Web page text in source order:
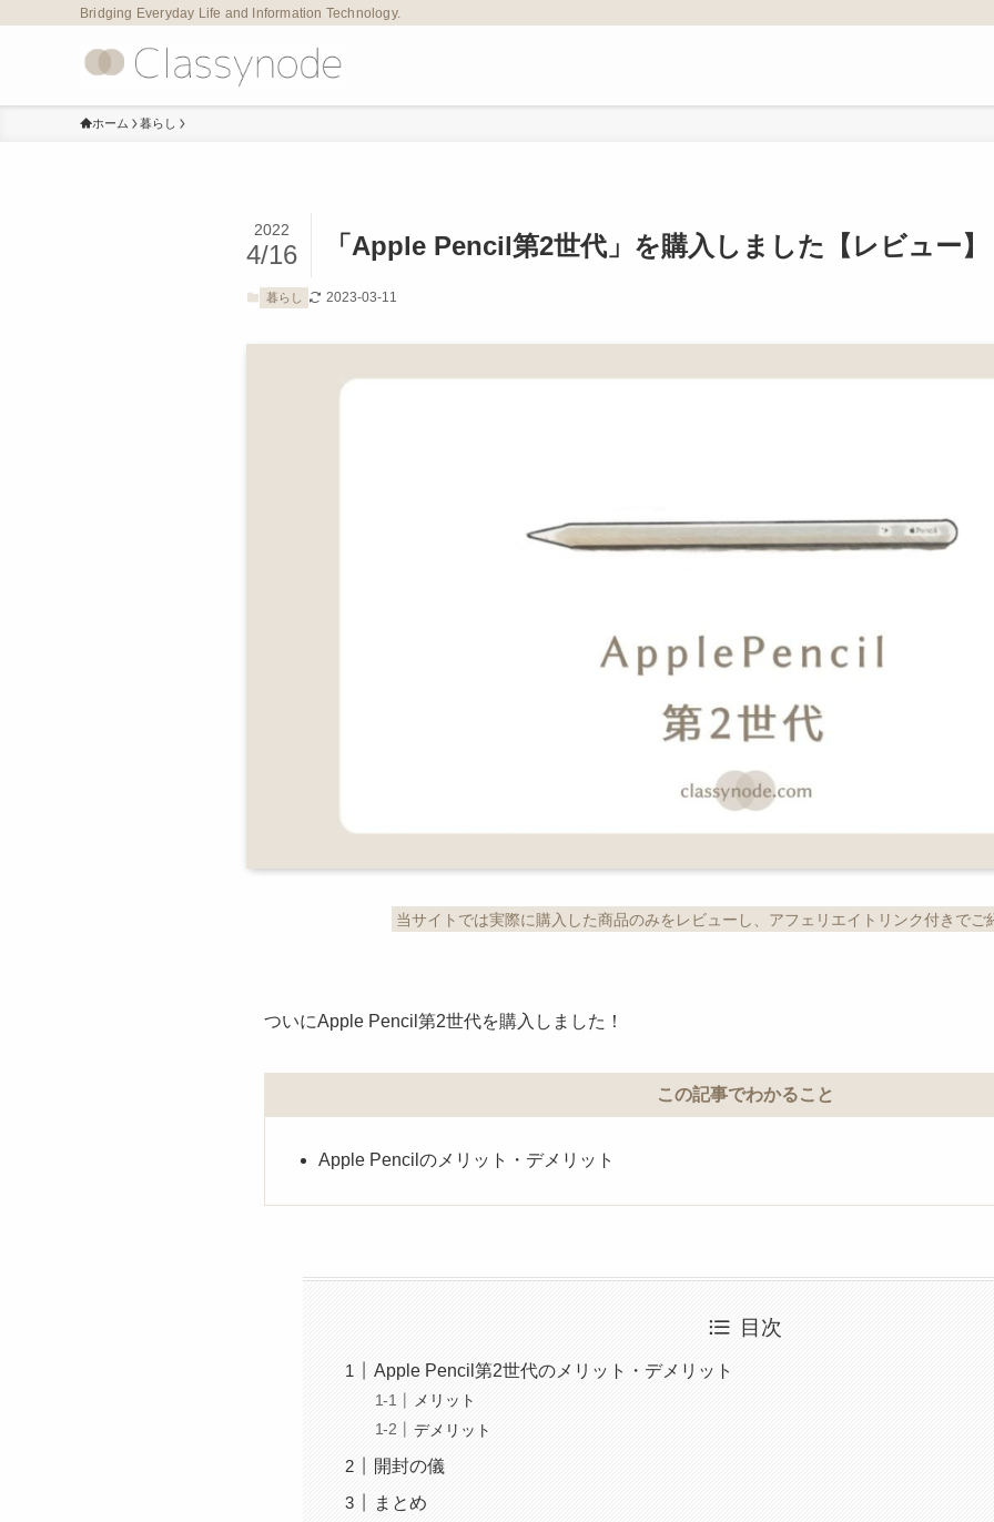
Bridging Everyday Life and Information Technology.
ホーム 暮らし
「Apple Pencil第2世代」を購入しました【レビュー】
2022
4/16
暮らし 2023-03-11
当サイトでは実際に購入した商品のみをレビューし、アフェリエイトリンク付きでご
ついにApple Pencil第2世代を購入しました！
この記事でわかること
Apple Pencilのメリット・デメリット
目次
Apple Pencil第2世代のメリット・デメリット
メリット
デメリット
開封の儀
まとめ